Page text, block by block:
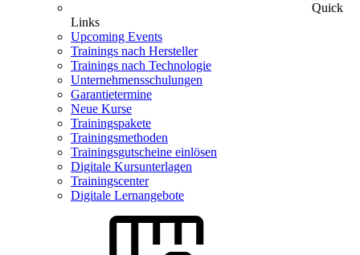
Quick
Links
Upcoming Events
Trainings nach Hersteller
Trainings nach Technologie
Unternehmensschulungen
Garantietermine
Neue Kurse
Trainingspakete
Trainingsmethoden
Trainingsgutscheine einlösen
Digitale Kursunterlagen
Trainingscenter
Digitale Lernangebote